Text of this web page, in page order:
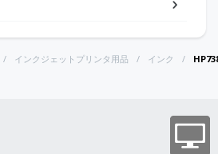
インクジェットプリンタ用品 インク